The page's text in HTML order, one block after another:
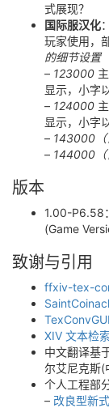
式展现？
国际服汉化
玩家使用，
的细节设置
– 123000
显示，小字
– 124000
显示，小字
– 143000（
– 144000（
版本
1.00-P6.58
(Game
致谢与引用
ffxiv-tex-
TexConvGUI
XIV 文本检索
中文翻译基
尔艾尼克斯(
个人工程部
– 改良型新